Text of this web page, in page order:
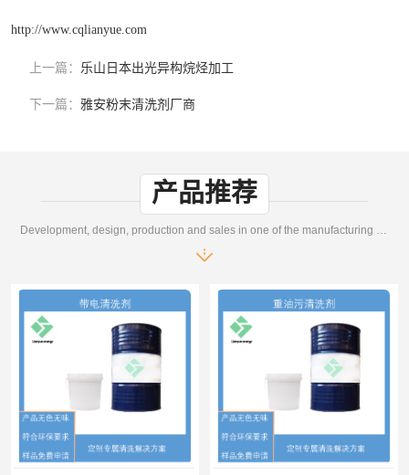
http://www.cqlianyue.com
上一篇： 乐山日本出光异构烷烃加工
下一篇： 雅安粉末清洗剂厂商
产品推荐
Development, design, production and sales in one of the manufacturing enterprises